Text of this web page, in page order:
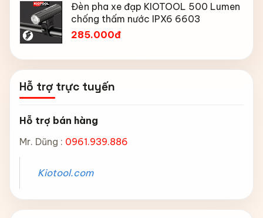
Đèn pha xe đạp KIOTOOL 500 Lumen
chống thấm nước IPX6 6603
285.000đ
Hỗ trợ trực tuyến
Hỗ trợ bán hàng
Mr. Dũng : 0961.939.886
Kiotool.com